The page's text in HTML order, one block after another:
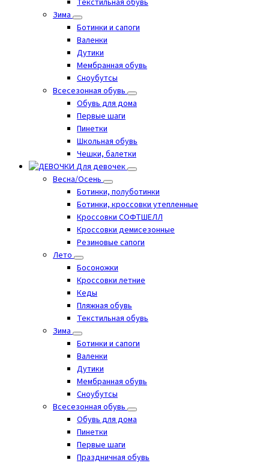
Текстильная обувь
Зима
Ботинки и сапоги
Валенки
Дутики
Мембранная обувь
Сноубутсы
Всесезонная обувь
Обувь для дома
Первые шаги
Пинетки
Школьная обувь
Чешки, балетки
Для девочек
Весна/Осень
Ботинки, полуботинки
Ботинки, кроссовки утепленные
Кроссовки СОФТШЕЛЛ
Кроссовки демисезонные
Резиновые сапоги
Лето
Босоножки
Кроссовки летние
Кеды
Пляжная обувь
Текстильная обувь
Зима
Ботинки и сапоги
Валенки
Дутики
Мембранная обувь
Сноубутсы
Всесезонная обувь
Обувь для дома
Пинетки
Первые шаги
Праздничная обувь